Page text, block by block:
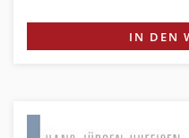
IN DEN